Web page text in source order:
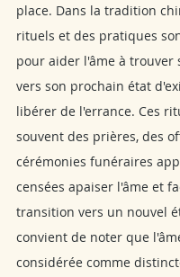
place. Dans la tradition
rituels et des pratiques
pour aider l'âme à trouver
vers son prochain état
libérer de l'errance. Ces
souvent des prières, des
cérémonies funéraires
censées apaiser l'âme et
transition vers un nouvel
convient de noter que
considérée comme